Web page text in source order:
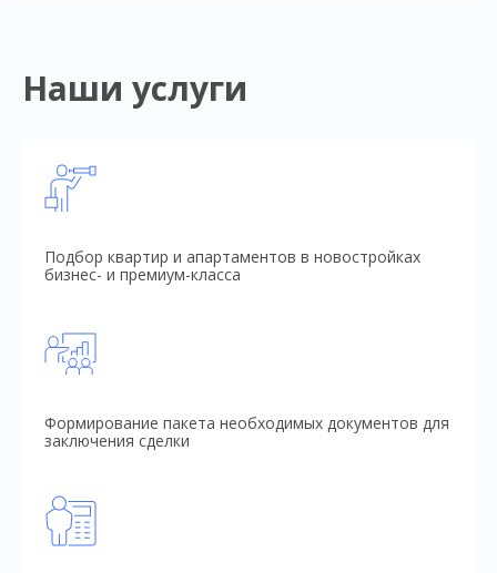
Наши услуги
Подбор квартир и апартаментов в новостройках
бизнес- и премиум-класса
Формирование пакета необходимых документов для
заключения сделки